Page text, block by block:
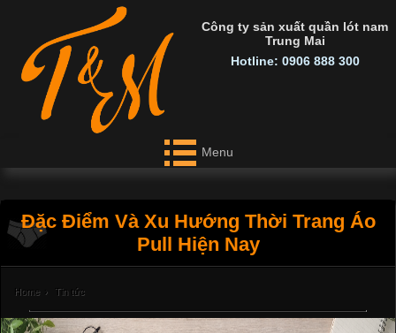
Công ty sản xuất quần lót nam
Trung Mai
Hotline: 0906 888 300
Menu
Đặc Điểm Và Xu Hướng Thời Trang Áo
Pull Hiện Nay
Home › Tin tức